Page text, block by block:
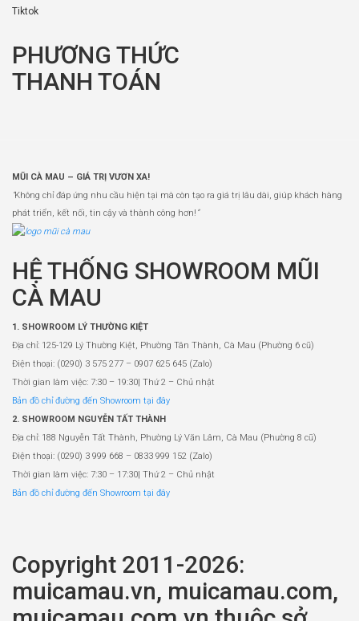
Tiktok
PHƯƠNG THỨC
THANH TOÁN
MŨI CÀ MAU – GIÁ TRỊ VƯƠN XA!
“Không chỉ đáp ứng nhu cầu hiện tại mà còn tạo ra giá trị lâu dài, giúp khách hàng
phát triển, kết nối, tin cậy và thành công hơn! ”
HỆ THỐNG SHOWROOM MŨI
CÀ MAU
1. SHOWROOM LÝ THƯỜNG KIỆT
Địa chỉ: 125-129 Lý Thường Kiệt, Phường Tân Thành, Cà Mau (Phường 6 cũ)
Điện thoại: (0290) 3 575 277 – 0907 625 645 (Zalo)
Thời gian làm việc: 7:30 – 19:30| Thứ 2 – Chủ nhật
Bản đồ chỉ đường đến Showroom tại đây
2. SHOWROOM NGUYỄN TẤT THÀNH
Địa chỉ: 188 Nguyễn Tất Thành, Phường Lý Văn Lâm, Cà Mau (Phường 8 cũ)
Điện thoại: (0290) 3 999 668 – 0833 999 152 (Zalo)
Thời gian làm việc: 7:30 – 17:30| Thứ 2 – Chủ nhật
Bản đồ chỉ đường đến Showroom tại đây
Copyright 2011-2026:
muicamau.vn, muicamau.com,